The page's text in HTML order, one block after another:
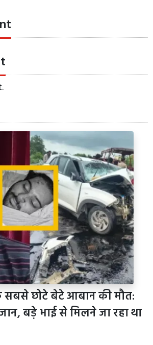
छोटे बेटे आबान की मौत:
बड़े भाई से मिलने जा रहा था